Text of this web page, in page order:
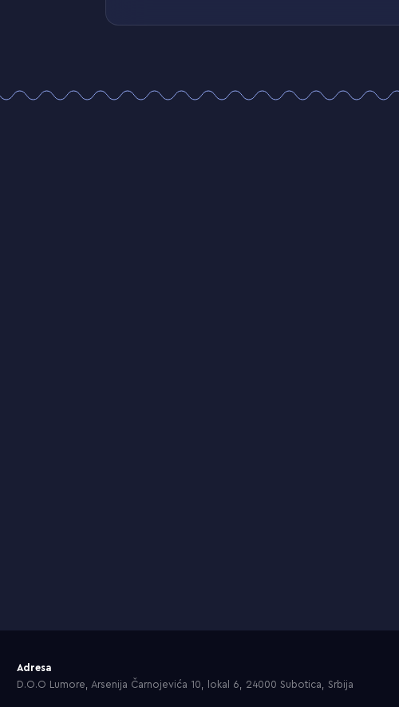
Adresa
D.O.O Lumore, Arsenija Čarnojevića 10, lokal 6, 24000 Subotica, Srbija